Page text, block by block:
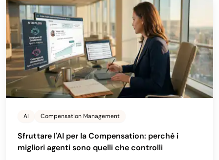
AI Compensation Management
Sfruttare l'AI per la Compensation: perché i
migliori agenti sono quelli che controlli